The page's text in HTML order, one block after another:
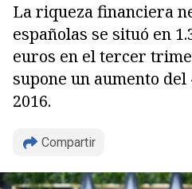
La riqueza financiera
españolas se situó en
euros en el tercer
supone un aumento del
2016.
Compartir
Copiar